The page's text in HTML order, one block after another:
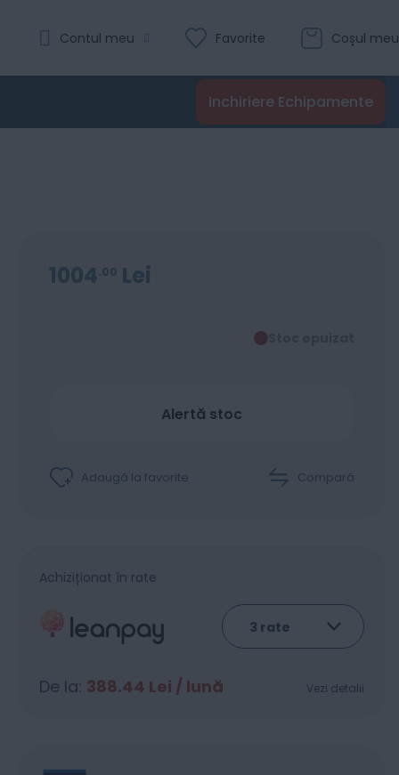
Coșul meu
Favorite
Contul meu
Inchiriere Echipamente
1004 00 Lei
Stoc epuizat
Alertă stoc
Adaugă la favorite Compară
Achiziționat în rate
De la: 388.44 Lei / lună Vezi detalii